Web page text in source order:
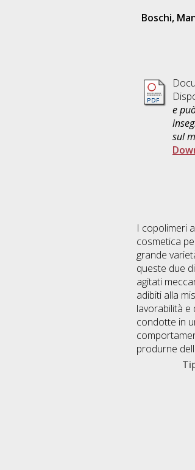
Boschi,
e
sul
I copolimeri
cosmetica
grande
queste due
agitati
adibiti alla
lavorabilità
condotte in
produrne